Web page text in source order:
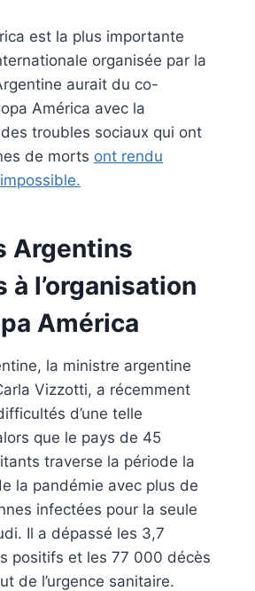
est la plus importante
organisée par la
aurait du co-
América avec la
troubles sociaux qui ont
de morts ont rendu
Argentins
à l’organisation
América
la ministre argentine
Vizzotti, a récemment
d’une telle
que le pays de 45
traverse la période la
la pandémie avec plus de
infectées pour la seule
Il a dépassé les 3,7
positifs et les 77 000 décès
de l’urgence sanitaire.